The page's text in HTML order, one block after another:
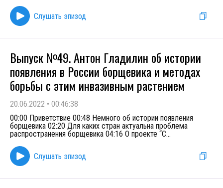
Слушать эпизод
Выпуск №49. Антон Гладилин об истории
появления в России борщевика и методах
борьбы с этим инвазивным растением
20.06.2022 • 00:46:38
00:00 Приветствие 00:48 Немного об истории появления
борщевика 02:20 Для каких стран актуальна проблема
распространения борщевика 04:16 О проекте “С...
Слушать эпизод